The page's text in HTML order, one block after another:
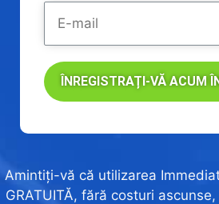
ÎNREGISTRAȚI-VĂ ACUM
Amintiți-vă că utilizarea
GRATUITĂ, fără costuri